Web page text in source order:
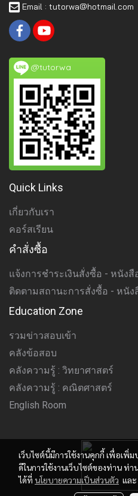
Email : tutorwa@hotmail.com
@tutorwa
Quick Links
เกี่ยวกับเรา
คอร์สเรียน
คำสั่งซื้อ
แจ้งการชำระเงินสั่งซื้อ - หนัง
ติดตามสถานะการสั่งซื้อ - หนั
Education Zone
รวมข่าวสอบเข้า
คลังข้อสอบ
คลังความรู้ : วิทยาศาสตร์
คลังความรู้ : คณิตศาสตร์
English Room
เว็บไซต์นี้มีการใช้งานคุกกี้ เพื่อเ
ดีในการใช้งานเว็บไซต์ของท่าน ท่
ได้ที่ นโยบายความเป็นส่วนตัว และ